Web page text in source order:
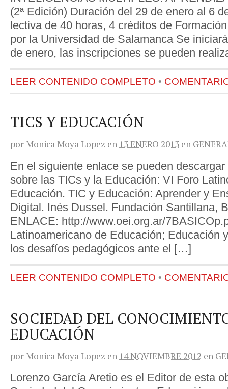
(2ª Edición) Duración del 29 de enero al 6
lectiva de 40 horas, 4 créditos de
por la Universidad de Salamanca Se
de enero, las inscripciones se pueden
LEER CONTENIDO COMPLETO •
TICS Y EDUCACIÓN
por Monica Moya Lopez en 13 ENERO 2013 en
En el siguiente enlace se pueden
sobre las TICs y la Educación: VI Foro
Educación. TIC y Educación: Aprender y
Digital. Inés Dussel. Fundación Santillana,
ENLACE: http://www.oei.org.ar/
Latinoamericano de Educación; Educación
los desafíos pedagógicos ante el […]
LEER CONTENIDO COMPLETO •
SOCIEDAD DEL
EDUCACIÓN
por Monica Moya Lopez en 14 NOVIEMBRE 2012 en
Lorenzo García Aretio es el Editor de esta